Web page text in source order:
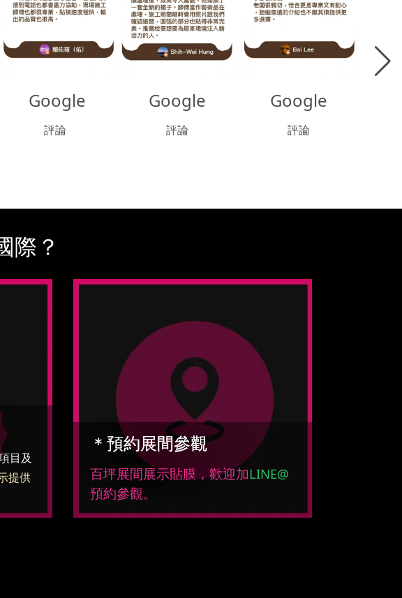
Google
評論
Google
評論
Google
評論
際？
目及
提供
＊預約展間參觀
百坪展間展示貼膜，歡迎加LINE@
預約參觀。